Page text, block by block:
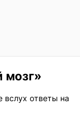
мозг»
вслух ответы на